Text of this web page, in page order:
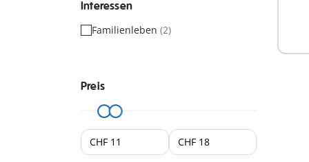
Interessen
Familienleben (2)
Preis